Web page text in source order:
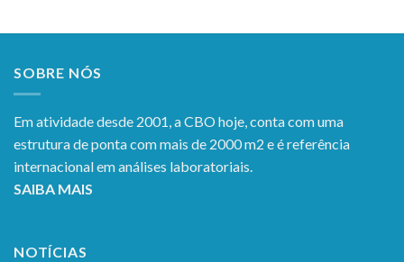
SOBRE NÓS
Em atividade desde 2001, a CBO hoje, conta com uma
estrutura de ponta com mais de 2000 m2 e é referência
internacional em análises laboratoriais.
SAIBA MAIS
NOTÍCIAS